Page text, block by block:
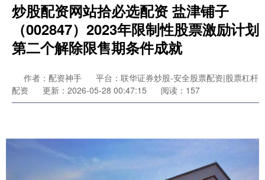
炒股配资网站拾必选配资 盐津铺子
（002847）2023年限制性股票激励计划
第二个解除限售期条件成就
作者：配资神手
平台：联华证券炒股-安全股票配资|股票杠杆
配资
更新：2026-05-28 00:47:15 阅读：157